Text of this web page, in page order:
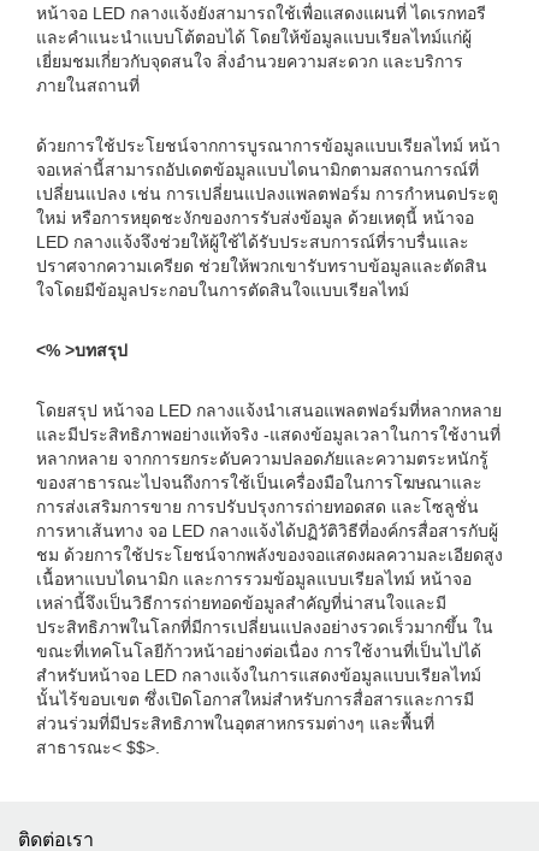
หน้าจอ LED กลางแจ้งยังสามารถใช้เพื่อแสดงแผนที่ ไดเรกทอรี
และคำแนะนำแบบโต้ตอบได้ โดยให้ข้อมูลแบบเรียลไทม์แก่ผู้
เยี่ยมชมเกี่ยวกับจุดสนใจ สิ่งอำนวยความสะดวก และบริการ
ภายในสถานที่
ด้วยการใช้ประโยชน์จากการบูรณาการข้อมูลแบบเรียลไทม์ หน้า
จอเหล่านี้สามารถอัปเดตข้อมูลแบบไดนามิกตามสถานการณ์ที่
เปลี่ยนแปลง เช่น การเปลี่ยนแปลงแพลตฟอร์ม การกำหนดประตู
ใหม่ หรือการหยุดชะงักของการรับส่งข้อมูล ด้วยเหตุนี้ หน้าจอ
LED กลางแจ้งจึงช่วยให้ผู้ใช้ได้รับประสบการณ์ที่ราบรื่นและ
ปราศจากความเครียด ช่วยให้พวกเขารับทราบข้อมูลและตัดสิน
ใจโดยมีข้อมูลประกอบในการตัดสินใจแบบเรียลไทม์
<% >บทสรุป
โดยสรุป หน้าจอ LED กลางแจ้งนำเสนอแพลตฟอร์มที่หลากหลาย
และมีประสิทธิภาพอย่างแท้จริง -แสดงข้อมูลเวลาในการใช้งานที่
หลากหลาย จากการยกระดับความปลอดภัยและความตระหนักรู้
ของสาธารณะไปจนถึงการใช้เป็นเครื่องมือในการโฆษณาและ
การส่งเสริมการขาย การปรับปรุงการถ่ายทอดสด และโซลูชั่น
การหาเส้นทาง จอ LED กลางแจ้งได้ปฏิวัติวิธีที่องค์กรสื่อสารกับผู้
ชม ด้วยการใช้ประโยชน์จากพลังของจอแสดงผลความละเอียดสูง
เนื้อหาแบบไดนามิก และการรวมข้อมูลแบบเรียลไทม์ หน้าจอ
เหล่านี้จึงเป็นวิธีการถ่ายทอดข้อมูลสำคัญที่น่าสนใจและมี
ประสิทธิภาพในโลกที่มีการเปลี่ยนแปลงอย่างรวดเร็วมากขึ้น ใน
ขณะที่เทคโนโลยีก้าวหน้าอย่างต่อเนื่อง การใช้งานที่เป็นไปได้
สำหรับหน้าจอ LED กลางแจ้งในการแสดงข้อมูลแบบเรียลไทม์
นั้นไร้ขอบเขต ซึ่งเปิดโอกาสใหม่สำหรับการสื่อสารและการมี
ส่วนร่วมที่มีประสิทธิภาพในอุตสาหกรรมต่างๆ และพื้นที่
สาธารณะ< $$>.
ติดต่อเรา